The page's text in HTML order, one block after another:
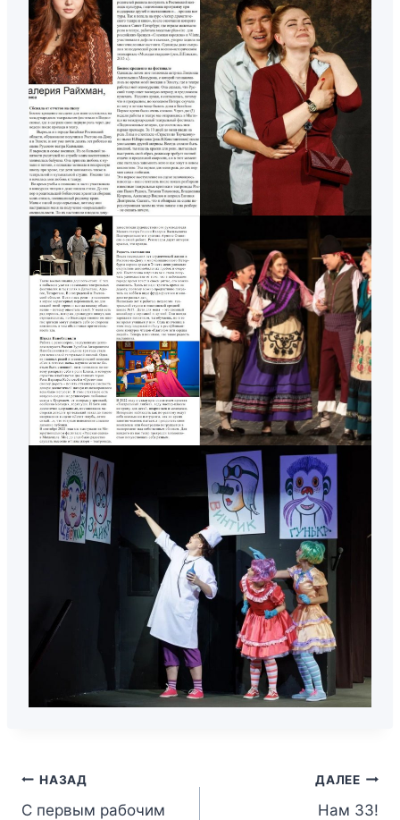
НАЗАД
С первым рабочим
ДАЛЕЕ
Нам 33!